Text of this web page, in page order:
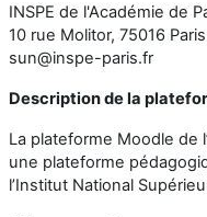
INSPE de l'Académie de
10 rue Molitor, 75016 Paris
sun@inspe-paris.fr
Description de la
La plateforme Moodle de
une plateforme
l’Institut National